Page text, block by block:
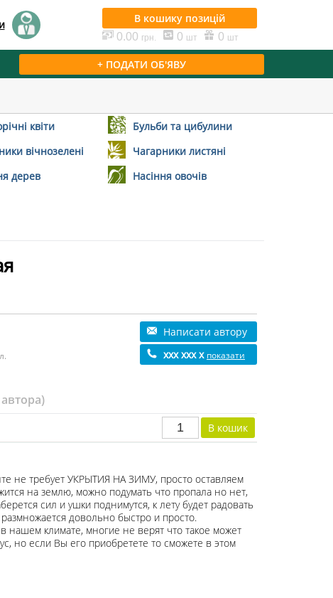
В кошику позицій
0.00 грн. 0 шт 0 шт
+ ПОДАТИ ОБ'ЯВУ
квіти
Бульби та цибулини
вічнозелені
Чагарники листяні
дерев Насіння овочів
Написати автору
xxx xxx x показати
не требует УКРЫТИЯ НА ЗИМУ, просто оставляем
на землю, можно подумать что пропала но нет,
сил и ушки поднимутся, к лету будет радовать
довольно быстро и просто.
нашем климате, многие не верят что такое может
но если Вы его приобретете то сможете в этом